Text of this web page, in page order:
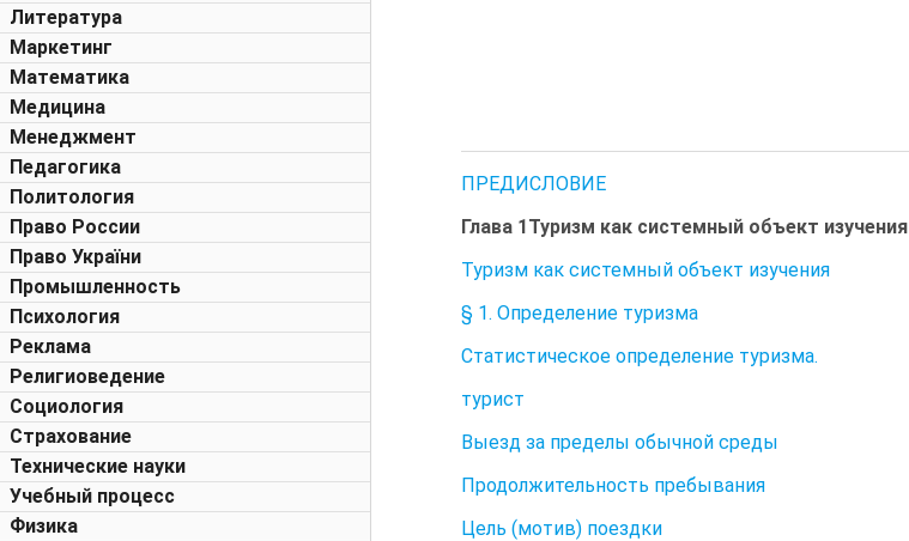
Литература
Маркетинг
Математика
Медицина
Менеджмент
Педагогика
Политология
Право России
Право України
Промышленность
Психология
Реклама
Религиоведение
Социология
Страхование
Технические науки
Учебный процесс
Физика
ПРЕДИСЛОВИЕ
Глава 1Туризм как системный объект изучения
Туризм как системный объект изучения
§ 1. Определение туризма
Статистическое определение туризма.
турист
Выезд за пределы обычной среды
Продолжительность пребывания
Цель (мотив) поездки